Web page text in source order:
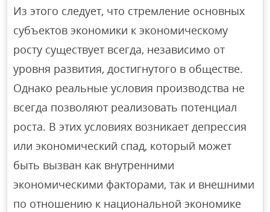
Из этого следует, что стремление основных
субъектов экономики к экономическому
росту существует всегда, независимо от
уровня развития, достигнутого в обществе.
Однако реальные условия производства не
всегда позволяют реализовать потенциал
роста. В этих условиях возникает депрессия
или экономический спад, который может
быть вызван как внутренними
экономическими факторами, так и внешними
по отношению к национальной экономике